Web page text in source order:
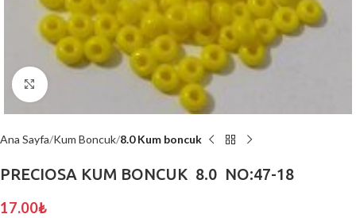
Click to enlarge
Ana Sayfa Kum Boncuk 8.0 Kum boncuk
PRECIOSA KUM BONCUK 8.0 NO:47-18
17.00₺